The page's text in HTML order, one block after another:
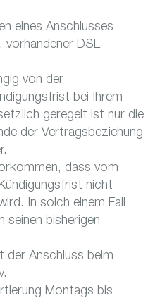
eines Anschlusses
vorhandener DSL-
von der
bei Ihrem
geregelt ist nur die
der Vertragsbeziehung
dass vom
nicht
In solch einem Fall
seinen bisherigen
der Anschluss beim
Montags bis